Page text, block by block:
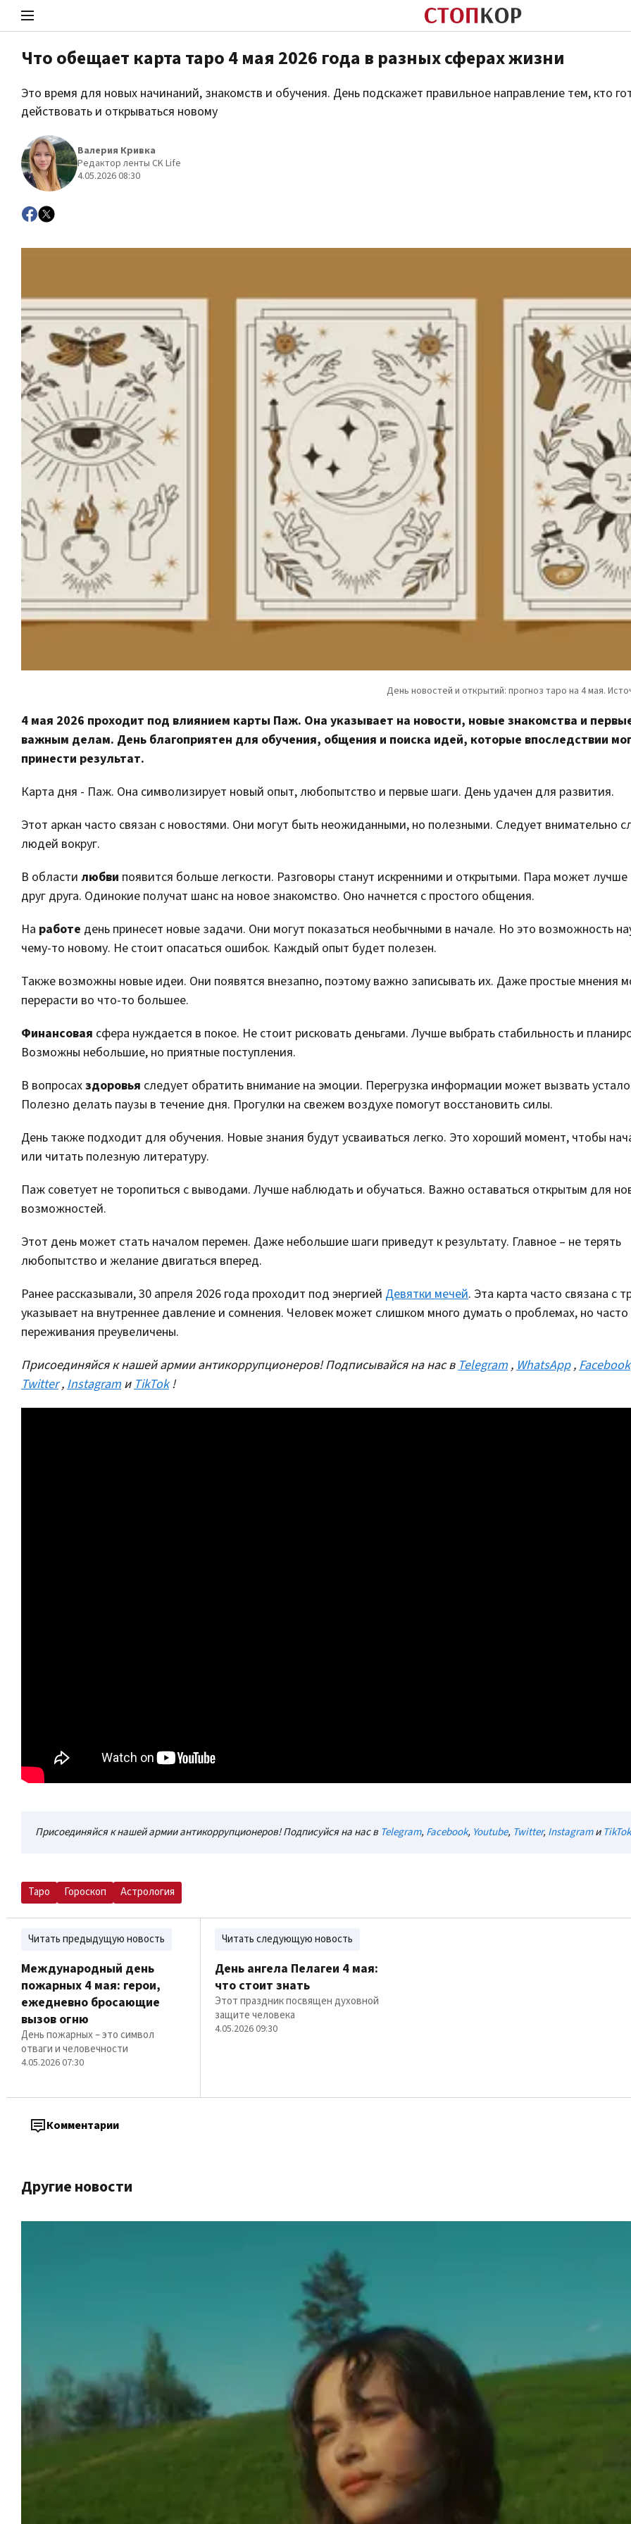
Стоп Политической Коррупции
Политика
Что обещает карта таро 4 мая 2026 года в разных сферах жизни
Это время для новых начинаний, знакомств и обучения. День подскажет правильное направление тем, кто
действовать и открываться новому
Валерия Кривка
Редактор ленты CK Life
4.05.2026 08:30
4 мая 2026 проходит под влиянием карты Паж. Она указывает на новости, новые знакомства и
важным делам. День благоприятен для обучения, общения и поиска идей, которые впоследствии
принести результат.
Карта дня - Паж. Она символизирует новый опыт, любопытство и первые шаги. День удачен для развития.
Этот аркан часто связан с новостями. Они могут быть неожиданными, но полезными. Следует внимательно
людей вокруг.
В области любви появится больше легкости. Разговоры станут искренними и открытыми. Пара может лучше
друг друга. Одинокие получат шанс на новое знакомство. Оно начнется с простого общения.
На работе день принесет новые задачи. Они могут показаться необычными в начале. Но это возможность
чему-то новому. Не стоит опасаться ошибок. Каждый опыт будет полезен.
Также возможны новые идеи. Они появятся внезапно, поэтому важно записывать их. Даже простые мнения
перерасти во что-то большее.
Финансовая сфера нуждается в покое. Не стоит рисковать деньгами. Лучше выбрать стабильность и
Возможны небольшие, но приятные поступления.
В вопросахздоровья следует обратить внимание на эмоции. Перегрузка информации может вызвать
Полезно делать паузы в течение дня. Прогулки на свежем воздухе помогут восстановить силы.
День также подходит для обучения. Новые знания будут усваиваться легко. Это хороший момент, чтобы
или читать полезную литературу.
Паж советует не торопиться с выводами. Лучше наблюдать и обучаться. Важно оставаться открытым для
возможностей.
Этот день может стать началом перемен. Даже небольшие шаги приведут к результату. Главное – не терять
любопытство и желание двигаться вперед.
Ранее рассказывали, 30 апреля 2026 года проходит под энергией Девятки мечей. Эта карта часто связана с
указывает на внутреннее давление и сомнения. Человек может слишком много думать о проблемах, но часто
переживания преувеличены.
Присоединяйся к нашей армии антикоррупционеров! Подписывайся на нас вTelegram ,WhatsApp ,Facebook
Twitter ,Instagram иTikTok !
Присоединяйся к нашей армии антикоррупционеров! Подписуйся на нас в Telegram, Facebook, Youtube, Twitter, InstagramиTikTok
Таро Гороскоп Астрология
Читать предыдущую новость
Международный день
пожарных 4 мая: герои,
ежедневно бросающие
вызов огню
День пожарных – это символ
отваги и человечности
4.05.2026 07:30
Читать следующую новость
День ангела Пелагеи 4 мая:
что стоит знать
Этот праздник посвящен духовной
защите человека
4.05.2026 09:30
Комментарии
Другие новости